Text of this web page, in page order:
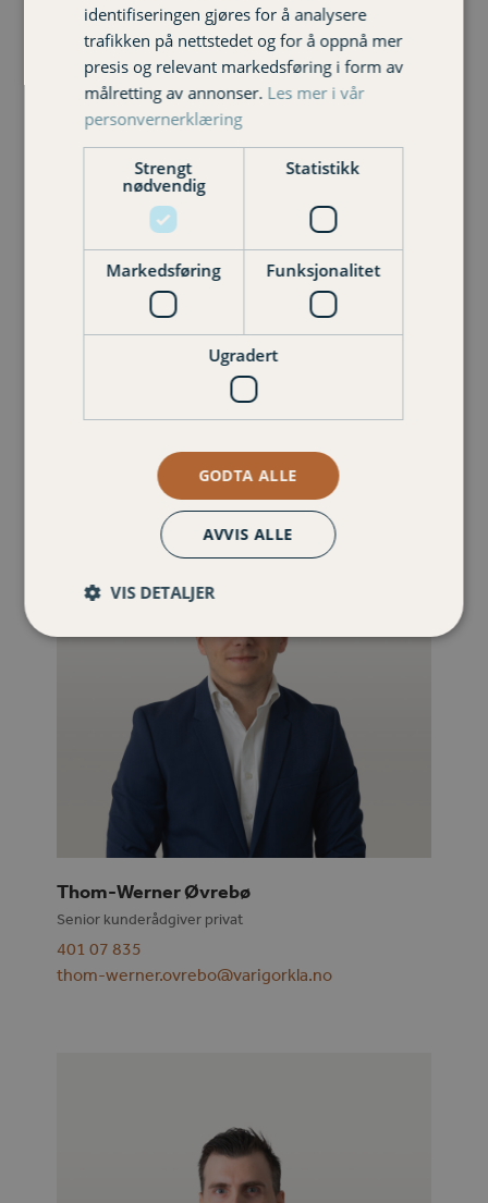
Renate Lian
renate.lian@varigorkla.no
Thom-Werner Øvrebø
Senior kunderådgiver privat
401 07 835
thom-werner.ovrebo@varigorkla.no
identifiseringen gjøres for å analysere
trafikken på nettstedet og for å oppnå mer
presis og relevant markedsføring i form av
målretting av annonser. Les mer i vår
personvernerklæring
Strengt
nødvendig
Statistikk
Markedsføring Funksjonalitet
Ugradert
GODTA ALLE
AVVIS ALLE
VIS DETALJER